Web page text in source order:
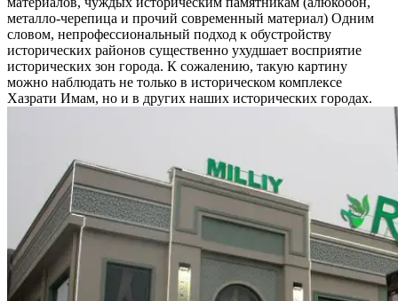
металло-черепица и прочий современный материал) Одним
словом, непрофессиональный подход к обустройству
исторических районов существенно ухудшает восприятие
исторических зон города. К сожалению, такую картину
можно наблюдать не только в историческом комплексе
Хазрати Имам, но и в других наших исторических городах.